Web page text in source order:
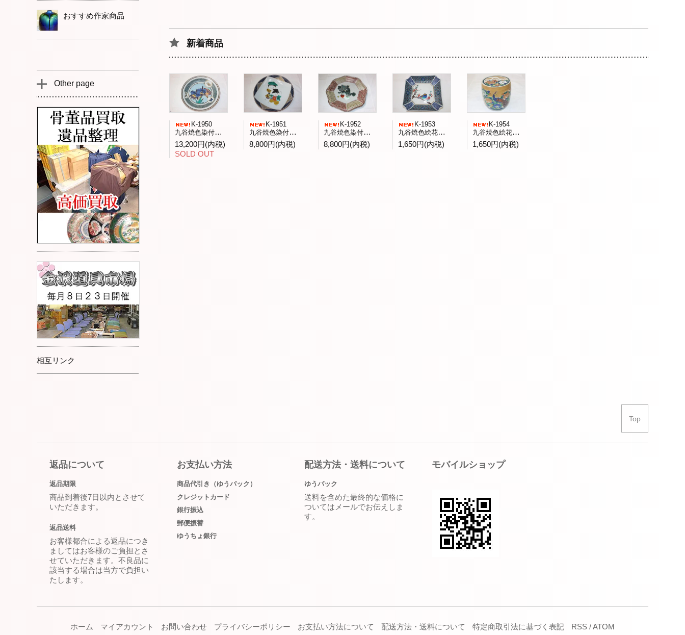
新着商品
K-1950
九谷焼色染付「花と昆虫」飾皿九谷人気作家武腰潤作
13,200円(内税)
SOLD OUT
K-1951
九谷焼色染付童子文飾皿 庄三洞四代日展会友武腰昭一郎作
8,800円(内税)
K-1952
九谷焼色染付蕪文八角台鉢九谷展出品作 一水会森一正作
8,800円(内税)
K-1953
九谷焼色絵花鳥文菓子鉢 九谷青郊窯造
1,650円(内税)
K-1954
九谷焼色絵花鳥文水指全二客バラ売 九谷陶竜窯造
1,650円(内税)
おすすめ作家商品
Other page
相互リンク
Top
返品について
返品期限
商品到着後7日以内とさせて
いただきます。
返品送料
お客様都合による返品につき
ましてはお客様のご負担とさ
せていただきます。不良品に
該当する場合は当方で負担い
たします。
お支払い方法
商品代引き（ゆうパック）
クレジットカード
銀行振込
郵便振替
ゆうちょ銀行
配送方法・送料について
ゆうパック
送料を含めた最終的な価格に
ついてはメールでお伝えしま
す。
モバイルショップ
ホーム マイアカウント お問い合わせ プライバシーポリシー お支払い方法について 配送方法・送料について 特定商取引法に基づく表記 RSS /ATOM